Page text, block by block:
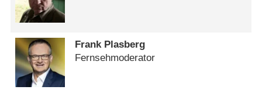
Frank Plasberg
Fernsehmoderator